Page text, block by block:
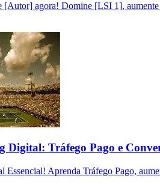
[Autor] agora! Domine [LSI 1],
Tráfego Pago e
Aprenda Tráfego Pago,